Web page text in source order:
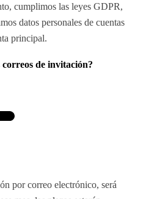
cumplimos las leyes GDPR,
datos personales de cuentas
principal.
correos de invitación?
por correo electrónico, será